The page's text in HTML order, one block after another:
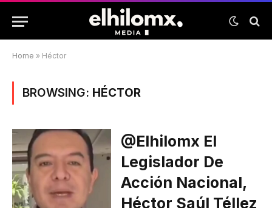
Home » Héctor
BROWSING: HÉCTOR
@elhilomx El
Legislador De
Acción Nacional,
Héctor Saúl Téllez